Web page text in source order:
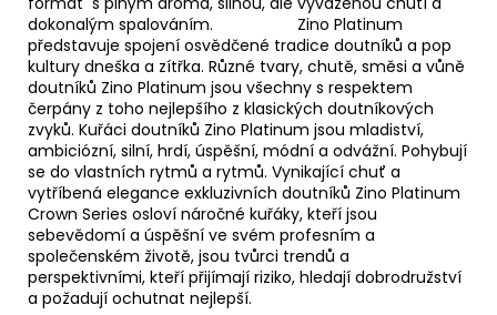
dokonalým spalováním. Zino Platinum
představuje spojení osvědčené tradice doutníků a pop
kultury dneška a zítřka. Různé tvary, chutě, směsi a vůně
doutníků Zino Platinum jsou všechny s respektem
čerpány z toho nejlepšího z klasických doutníkových
zvyků. Kuřáci doutníků Zino Platinum jsou mladiství,
ambiciózní, silní, hrdí, úspěšní, módní a odvážní. Pohybují
se do vlastních rytmů a rytmů. Vynikající chuť a
vytříbená elegance exkluzivních doutníků Zino Platinum
Crown Series osloví náročné kuřáky, kteří jsou
sebevědomí a úspěšní ve svém profesním a
společenském životě, jsou tvůrci trendů a
perspektivními, kteří přijímají riziko, hledají dobrodružství
a požadují ochutnat nejlepší.
TT
´Q
2
499
Kč